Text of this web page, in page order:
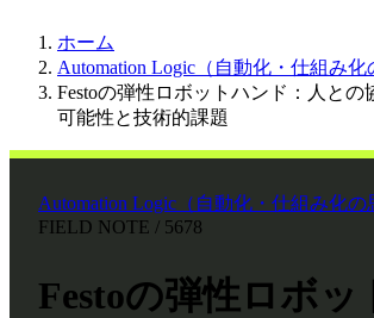
ホーム
Automation Logic（自動化・仕組み化
Festoの弾性ロボットハンド：人との
可能性と技術的課題
Automation Logic（自動化・仕組み化の
FIELD NOTE / 5678
Festoの弾性ロボッ